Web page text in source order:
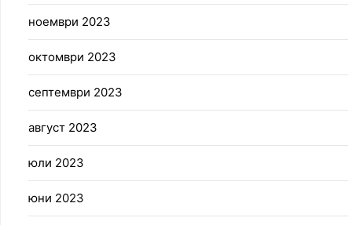
ноември 2023
октомври 2023
септември 2023
август 2023
юли 2023
юни 2023